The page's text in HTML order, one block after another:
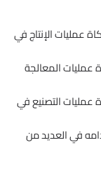
عمليات الإنتاج في
المعالجة
التصنيع في
في العديد من